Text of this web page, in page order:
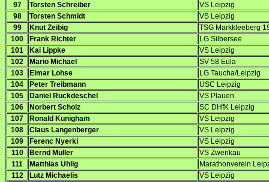
97
Torsten Schreiber
VS Leipzig
98
Torsten Schmidt
VS Leipzig
99
Knut Zeibig
TSG Markkleeberg
100
Frank Richter
LG Silbersee
101
Kai Lippke
VS Leipzig
102
Mario Michael
SV 58 Eula
103
Elmar Lohse
LG Taucha/Leipzig
104
Peter Treibmann
USC Leipzig
105
Daniel Ruckdeschel
VS Plauen
106
Norbert Scholz
SC DHfK Leipzig
107
Ronald Kunigham
VS Leipzig
108
Claus Langenberger
VS Leipzig
109
Ferenc Nyerki
VS Leipzig
110
Bernd Müller
VS Zwenkau
111
Matthias Uhlig
Marathonverein
112
Lutz Michaelis
VS Leipzig